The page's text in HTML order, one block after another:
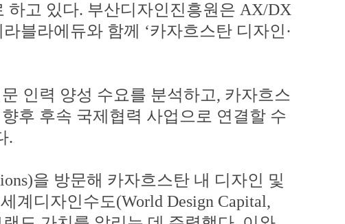
하고 있다. 부산디자인진흥원은 AX/DX
블라에듀와 함께 ‘카자흐스탄 디자인·
인력 양성 수요를 분석하고, 카자흐스
향후 후속 국제협력 사업으로 연결할 수
.
을 방문해 카자흐스탄 내 디자인 및
세계디자인수도(World Design Capital,